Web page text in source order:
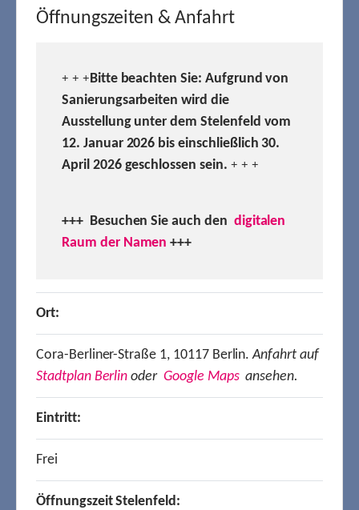
Öffnungszeiten & Anfahrt
+ + +Bitte beachten Sie: Aufgrund von
Sanierungsarbeiten wird die
Ausstellung unter dem Stelenfeld vom
12. Januar 2026 bis einschließlich 30.
April 2026 geschlossen sein. + + +
+++ Besuchen Sie auch den digitalen
Raum der Namen +++
Ort:
Cora-Berliner-Straße 1, 10117 Berlin.Anfahrt auf
Stadtplan Berlin oder Google Mapsansehen.
Eintritt:
Frei
Öffnungszeit Stelenfeld: